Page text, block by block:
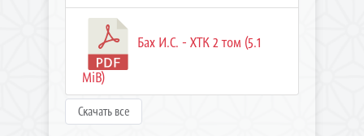
Бах И.С. - ХТК 2 том (5.1
MiB)
Скачать все